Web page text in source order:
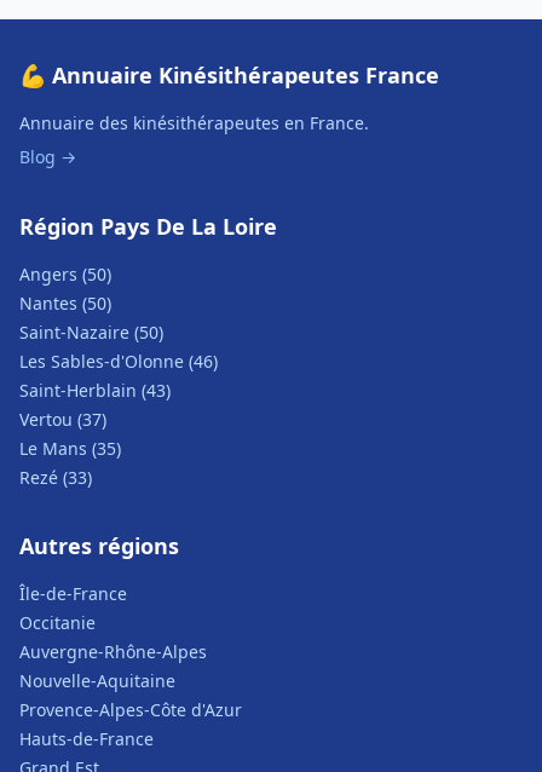
💪 Annuaire Kinésithérapeutes France
Annuaire des kinésithérapeutes en France.
Blog →
Région Pays De La Loire
Angers (50)
Nantes (50)
Saint-Nazaire (50)
Les Sables-d'Olonne (46)
Saint-Herblain (43)
Vertou (37)
Le Mans (35)
Rezé (33)
Autres régions
Île-de-France
Occitanie
Auvergne-Rhône-Alpes
Nouvelle-Aquitaine
Provence-Alpes-Côte d'Azur
Hauts-de-France